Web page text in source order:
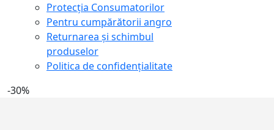
Protecţia Consumatorilor
Pentru cumpărătorii angro
Returnarea și schimbul
produselor
Politica de confidențialitate
-30%